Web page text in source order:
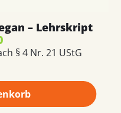
– Lehrskript
§ 4 Nr. 21 UStG